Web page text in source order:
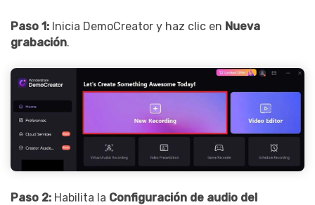
Paso 1: Inicia DemoCreator y haz clic en Nueva
grabación.
Paso 2: Habilita la Configuración de audio del
Record Like a Pro, Edit
With AI Ease.
Record. Edit. Share. All with
Filmora!
Got It Try It Now